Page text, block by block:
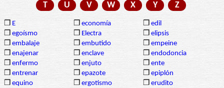
T
U V W X Y Z
❒ E ❒ economía ❒ edil
❒ egoísmo ❒ Electra ❒ elipsis
❒ embalaje ❒ embutido ❒ empeine
❒ enajenar ❒ enclave ❒ endodoncia
❒ enfermo ❒ enjuto ❒ ente
❒ entrenar ❒ epazote ❒ epiplón
❒ equino ❒ ergotismo ❒ erudito